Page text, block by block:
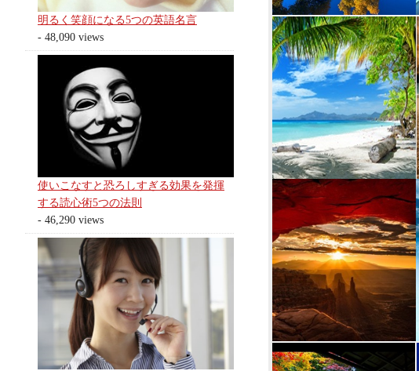
明るく笑顔になる5つの英語名言
- 48,090 views
使いこなすと恐ろしすぎる効果を発揮
する読心術5つの法則
- 46,290 views